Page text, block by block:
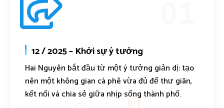
12 / 2025 – Khởi sự ý tưởng
Hai Nguyên bắt đầu từ một ý tưởng giản dị: tạo
nên một không gian cà phê vừa đủ để thư giãn,
kết nối và chia sẻ giữa nhịp sống thành phố.